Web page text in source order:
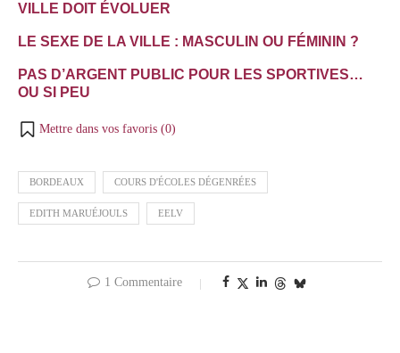
VILLE DOIT ÉVOLUER
LE SEXE DE LA VILLE : MASCULIN OU FÉMININ ?
PAS D’ARGENT PUBLIC POUR LES SPORTIVES…
OU SI PEU
Mettre dans vos favoris (0)
BORDEAUX COURS D'ÉCOLES DÉGENRÉES
EDITH MARUÉJOULS EELV
1 Commentaire